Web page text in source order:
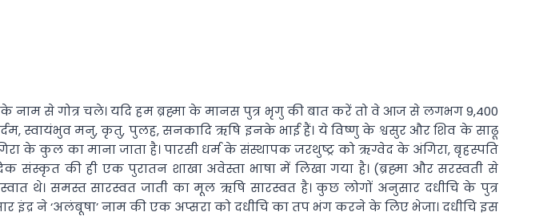
नाम से गोत्र चले। यदि हम ब्रह्मा के मानस पुत्र भृगु की बात करें तो वे आज से लगभग 9,400
कर्दम, स्वायंभुव मनु, कृतु, पुलह, सनकादि ऋषि इनके भाई हैं। ये विष्णु के श्वसुर और शिव के साढू
के कुल का माना जाता है। पारसी धर्म के संस्थापक जरथुष्ट्र को ऋग्वेद के अंगिरा, बृहस्पति
संस्कृत की ही एक पुरातन शाखा अवेस्ता भाषा में लिखा गया है। (ब्रह्मा और सरस्वती से
थे। समस्त सारस्वत जाती का मूल ऋषि सारस्वत है। कुछ लोगों अनुसार दधीचि के पुत्र
इंद्र ने ‘अलंबूषा’ नाम की एक अप्सरा को दधीचि का तप भंग करने के लिए भेजा। दधीचि इस